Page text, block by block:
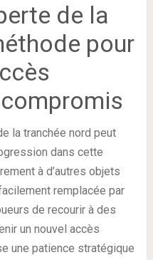
de la
pour
la tranchée nord peut
dans cette
à d’autres objets
remplacée par
de recourir à des
un nouvel accès
une patience stratégique